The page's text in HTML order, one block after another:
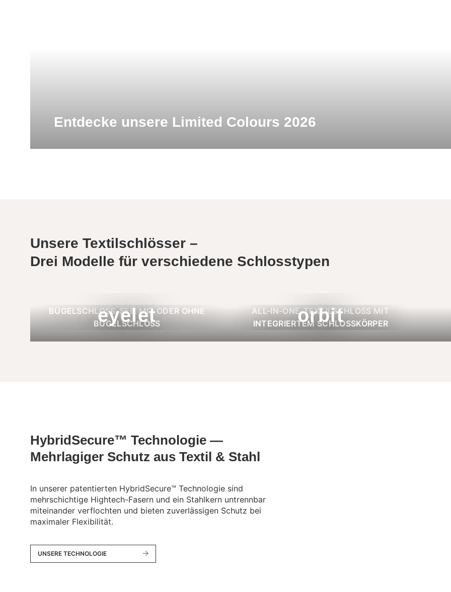
Entdecke unsere Limited Colours 2026
Unsere Textilschlösser –
Drei Modelle für verschiedene Schlosstypen
eyelet
BÜGELSCHLOSS-SEIL MIT ODER OHNE
BÜGELSCHLOSS
orbit
ALL-IN-ONE-TEXTILSCHLOSS MIT
INTEGRIERTEM SCHLOSSKÖRPER
HybridSecure™ Technologie —
Mehrlagiger Schutz aus Textil & Stahl
In unserer patentierten HybridSecure™ Technologie sind
mehrschichtige Hightech-Fasern und ein Stahlkern untrennbar
miteinander verflochten und bieten zuverlässigen Schutz bei
maximaler Flexibilität.
UNSERE TECHNOLOGIE